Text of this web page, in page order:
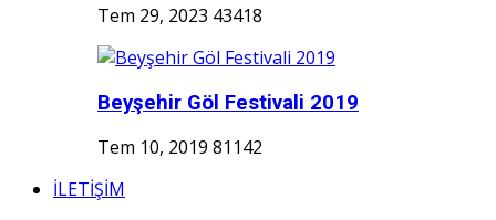
Tem 29, 2023 43418
Beyşehir Göl Festivali 2019
Tem 10, 2019 81142
İLETİŞİM